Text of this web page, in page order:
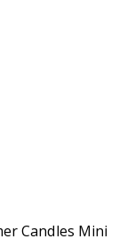
Candles Mini